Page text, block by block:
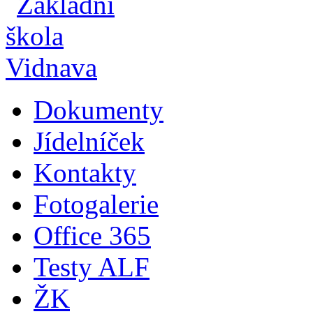
Dokumenty
Jídelníček
Kontakty
Fotogalerie
Office 365
Testy ALF
ŽK